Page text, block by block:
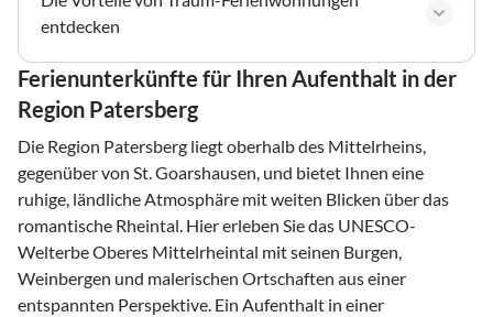
entdecken
Ferienunterkünfte für Ihren Aufenthalt in der
Region Patersberg
Die Region Patersberg liegt oberhalb des Mittelrheins,
gegenüber von St. Goarshausen, und bietet Ihnen eine
ruhige, ländliche Atmosphäre mit weiten Blicken über das
romantische Rheintal. Hier erleben Sie das UNESCO-
Welterbe Oberes Mittelrheintal mit seinen Burgen,
Weinbergen und malerischen Ortschaften aus einer
entspannten Perspektive. Ein Aufenthalt in einer